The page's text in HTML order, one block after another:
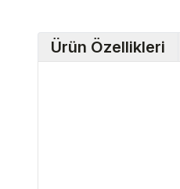
Ürün Özellikleri